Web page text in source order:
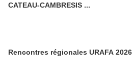
CATEAU-CAMBRESIS ...
Rencontres régionales URAFA 2026